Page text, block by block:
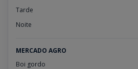
Tarde
Noite
MERCADO AGRO
Boi gordo